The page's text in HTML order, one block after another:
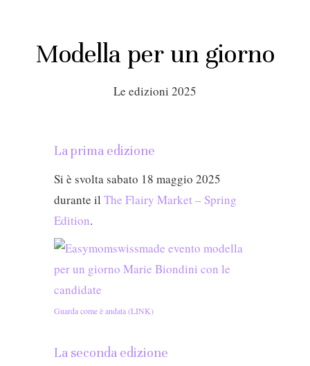
Modella per un giorno
Le edizioni 2025
La prima edizione
Si è svolta sabato 18 maggio 2025
durante il The Flairy Market – Spring
Edition.
Guarda come è andata (LINK)
La seconda edizione